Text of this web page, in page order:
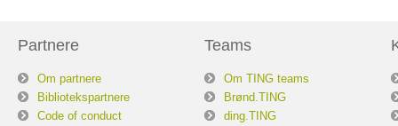
Partnere
Om partnere
Bibliotekspartnere
Code of conduct
Teams
Om TING teams
Brønd.TING
ding.TING